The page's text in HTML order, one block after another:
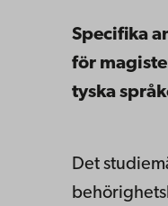
Specifika
för
tyska
Det